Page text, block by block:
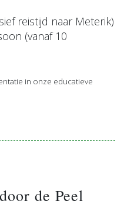
reistijd naar Meterik)
(vanaf 10
in onze educatieve
de Peel